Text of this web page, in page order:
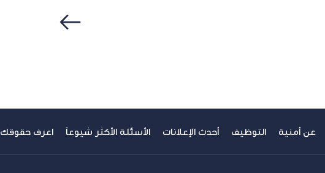
عن أمنية التوظيف أحدث الإعلانات الأسئلة الأكثر شيوعاً اعرف حقوقك